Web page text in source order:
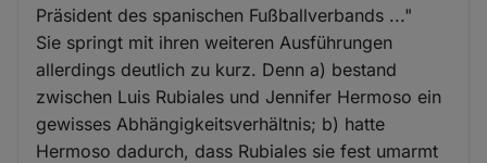
Präsident des spanischen Fußballverbands ..."
Sie springt mit ihren weiteren Ausführungen
allerdings deutlich zu kurz. Denn a) bestand
zwischen Luis Rubiales und Jennifer Hermoso ein
gewisses Abhängigkeitsverhältnis; b) hatte
Hermoso dadurch, dass Rubiales sie fest umarmt